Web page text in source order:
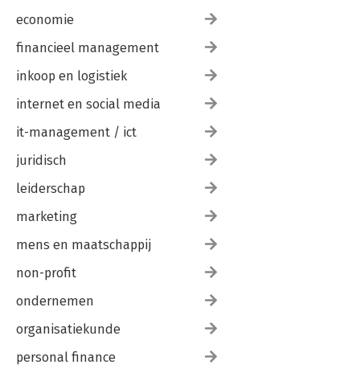
economie
financieel management
inkoop en logistiek
internet en social media
it-management / ict
juridisch
leiderschap
marketing
mens en maatschappij
non-profit
ondernemen
organisatiekunde
personal finance